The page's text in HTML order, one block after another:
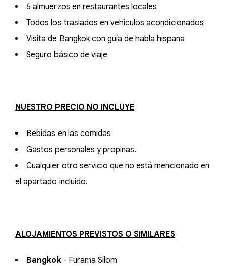
6 almuerzos en restaurantes locales
Todos los traslados en vehículos acondicionados
Visita de Bangkok con guía de habla hispana
Seguro básico de viaje
NUESTRO PRECIO NO INCLUYE
Bebidas en las comidas
Gastos personales y propinas.
Cualquier otro servicio que no está mencionado en
el apartado incluido.
ALOJAMIENTOS PREVISTOS O SIMILARES
Bangkok - Furama Silom